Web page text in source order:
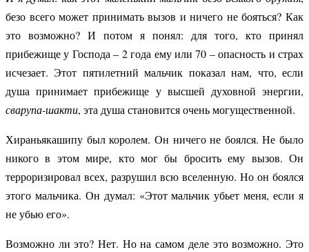
безо всего может принимать вызов и ничего не бояться? Как
это возможно? И потом я понял: для того, кто принял
прибежище у Господа – 2 года ему или 70 – опасность и страх
исчезает. Этот пятилетний мальчик показал нам, что, если
душа принимает прибежище у высшей духовной энергии,
сварупа-шакти, эта душа становится очень могущественной.
Хираньякашипу был королем. Он ничего не боялся. Не было
никого в этом мире, кто мог бы бросить ему вызов. Он
терроризировал всех, разрушил всю вселенную. Но он боялся
этого мальчика. Он думал: «Этот мальчик убьет меня, если я
не убью его».
Возможно ли это? Нет. Но на самом деле это возможно. Это